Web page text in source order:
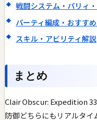
戦闘システム・パリィ
パーティ編成・おすす
スキル・アビリティ解説
まとめ
Clair Obscur: Expedition
防御どちらにもリアルタ